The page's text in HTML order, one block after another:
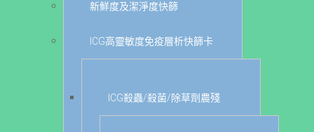
新鮮度及潔淨度快篩
ICG高靈敏度免疫層析快篩卡
ICG殺蟲/殺菌/除草劑農殘